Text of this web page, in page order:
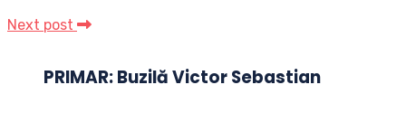
Next post
PRIMAR: Buzilă Victor Sebastian